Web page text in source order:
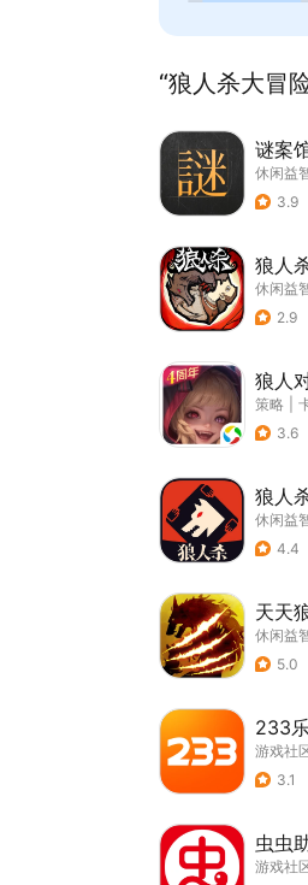
“狼人杀大冒
谜案
休闲益
3.9
狼人
休闲益
2.9
狼人
策略
3.6
狼人
休闲益
4.4
天天
休闲益
5.0
233
游戏社
3.1
虫虫
游戏社